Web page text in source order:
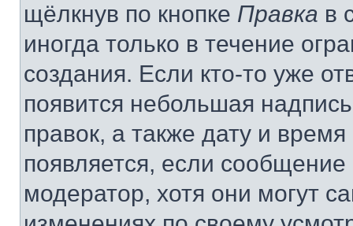
щёлкнув по кнопке Правка в
иногда только в течение
создания. Если кто-то уже
появится небольшая
правок, а также дату и
появляется, если
модератор, хотя они могут